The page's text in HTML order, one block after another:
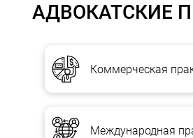
АДВОКАТСКИЕ
Коммерческая
Международная